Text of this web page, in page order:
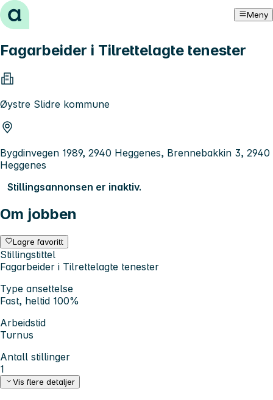
Hopp til innhold Meny
Fagarbeider i Tilrettelagte tenester
Øystre Slidre kommune
Bygdinvegen 1989, 2940 Heggenes, Brennebakkin 3, 2940
Heggenes
Stillingsannonsen er inaktiv.
Om jobben
Lagre favoritt
Stillingstittel
Fagarbeider i Tilrettelagte tenester
Type ansettelse
Fast, heltid 100%
Arbeidstid
Turnus
Antall stillinger
1
Vis flere detaljer